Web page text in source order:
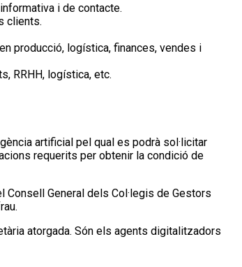
i de contacte.
clients.
producció, logística, finances, vendes i
RRHH, logística, etc.
artificial pel qual es podrà sol·licitar
requerits per obtenir la condició de
Consell General dels Col·legis de Gestors
atorgada. Són els agents digitalitzadors